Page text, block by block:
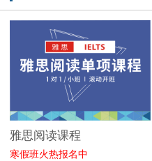
雅思阅读课程
寒假班火热报名中